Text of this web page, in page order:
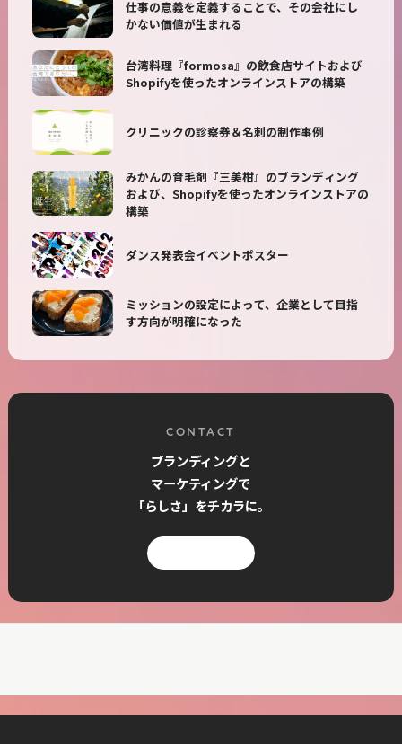
仕事の意義を定義することで、その会社にし
かない価値が生まれる
台湾料理『formosa』の飲食店サイトおよび
Shopifyを使ったオンラインストアの構築
クリニックの診察券＆名刺の制作事例
みかんの育毛剤『三美柑』のブランディング
および、Shopifyを使ったオンラインストアの
構築
ダンス発表会イベントポスター
ミッションの設定によって、企業として目指
す方向が明確になった
CONTACT
ブランディングと
マーケティングで
「らしさ」をチカラに。